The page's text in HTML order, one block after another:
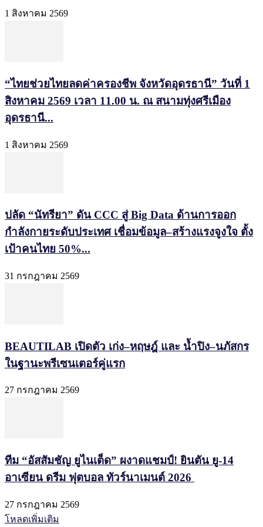
1 สิงหาคม 2569
“ไทยช่วยไทยลดค่าครองชีพ จังหวัดอุดรธานี” วันที่ 1
สิงหาคม 2569 เวลา 11.00 น. ณ สนามทุ่งศรีเมือง
อุดรธานี...
1 สิงหาคม 2569
ปลัด “นัทรียา” ดัน CCC สู่ Big Data ด้านการออก
กำลังกายระดับประเทศ เชื่อมข้อมูล–สร้างแรงจูงใจ ตั้ง
เป้าคนไทย 50%...
31 กรกฎาคม 2569
BEAUTILAB เปิดตัว เก่ง–หฤษฎ์ และ น้ำปิง–นภัสกร
ในฐานะพรีเซนเตอร์คู่แรก
27 กรกฎาคม 2569
ทีม “อัสสัมชัญ ยูไนเต็ด” ผงาดแชมป์! ยินตัน ยู-14
อาเซียน ดรีม ฟุตบอล ทัวร์นาเมนต์ 2026
27 กรกฎาคม 2569
โหลดเพิ่มเติม